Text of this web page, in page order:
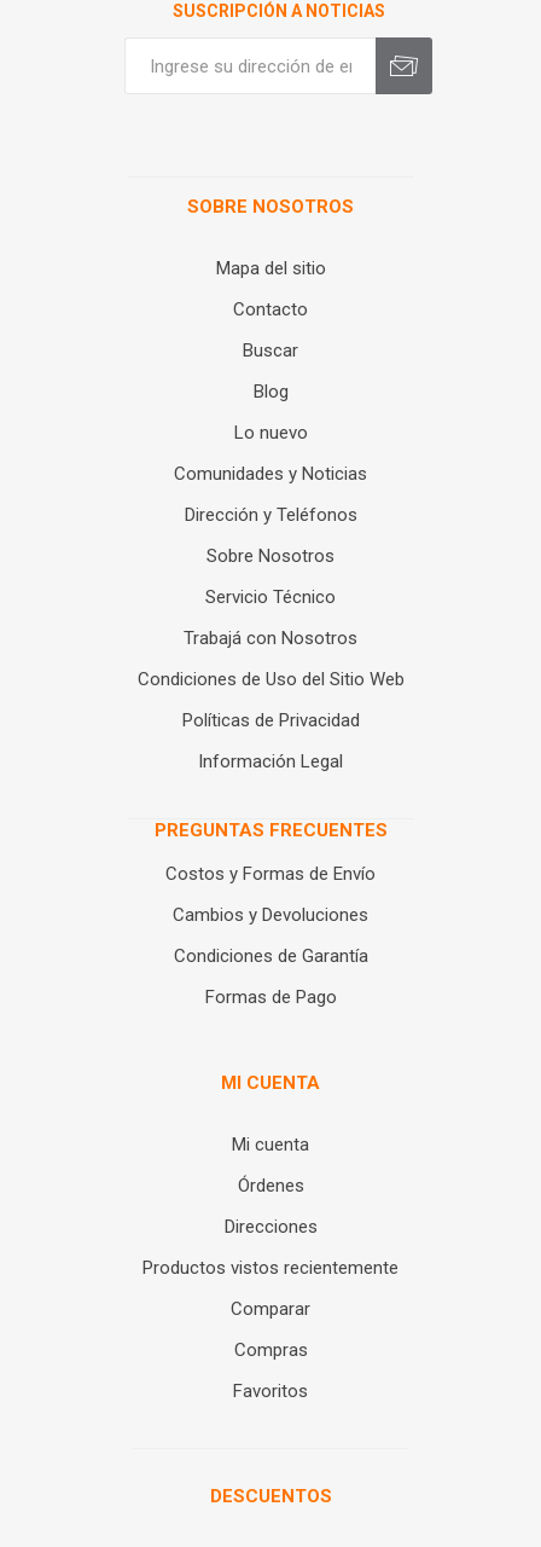
SUSCRIPCIÓN A NOTICIAS
SOBRE NOSOTROS
Mapa del sitio
Contacto
Buscar
Blog
Lo nuevo
Comunidades y Noticias
Dirección y Teléfonos
Sobre Nosotros
Servicio Técnico
Trabajá con Nosotros
Condiciones de Uso del Sitio Web
Políticas de Privacidad
Información Legal
PREGUNTAS FRECUENTES
Costos y Formas de Envío
Cambios y Devoluciones
Condiciones de Garantía
Formas de Pago
MI CUENTA
Mi cuenta
Órdenes
Direcciones
Productos vistos recientemente
Comparar
Compras
Favoritos
DESCUENTOS